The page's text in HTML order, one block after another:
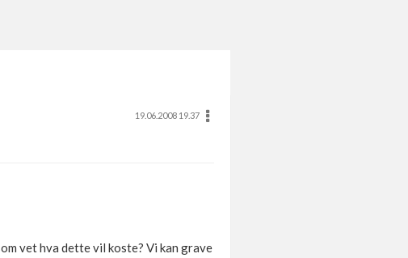
19.06.2008 19.37
vet hva dette vil koste? Vi kan grave